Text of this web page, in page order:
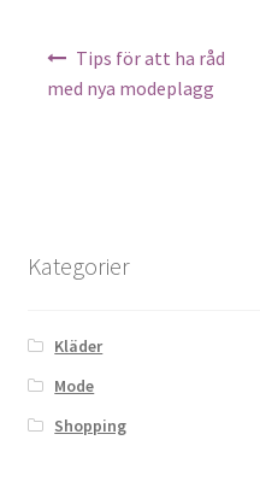
Tips för att ha råd
med nya modeplagg
Kategorier
Kläder
Mode
Shopping